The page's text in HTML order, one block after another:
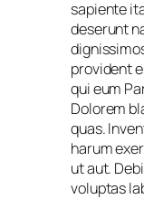
sapiente
deserunt
provident
qui eum
Dolorem
quas.
harum
ut aut.
voluptas